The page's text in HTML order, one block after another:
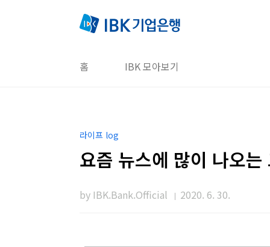
홈 IBK 모아보기
라이프 log
요즘 뉴스에 많이 나오는
by IBK.Bank.Official 2020. 6. 30.